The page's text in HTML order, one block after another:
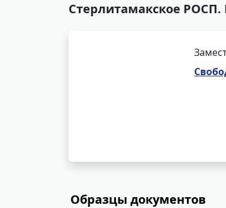
Стерлитамакское РОСП.
Образцы документов